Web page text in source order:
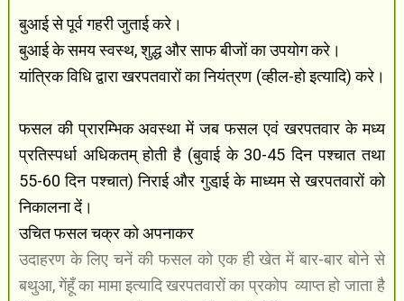
बुआई से पूर्व गहरी जुताई करे।
बुआई के समय स्वस्थ, शुद्ध और साफ बीजों का उपयोग करे।
यांत्रिक विधि द्वारा खरपतवारों का नियंत्रण (व्हील-हो इत्यादि) करे।
फसल की प्रारम्भिक अवस्था में जब फसल एवं खरपतवार के मध्य
प्रतिस्पर्धा अधिकतम् होती है (बुवाई के 30-45 दिन पश्चात तथा
55-60 दिन पश्चात) निराई और गुडा़ई के माध्यम से खरपतवारों को
निकालना दें।
उचित फसल चक्र को अपनाकर
उदाहरण के लिए चनें की फसल को एक ही खेत में बार-बार बोने से
बथुआ, गेंहूँ का मामा इत्यादि खरपतवारों का प्रकोप व्याप्त हो जाता है